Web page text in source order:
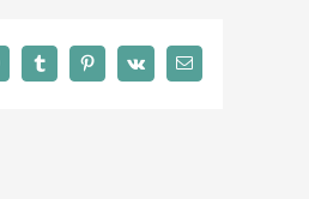
TumblrPinterest
Vk Email